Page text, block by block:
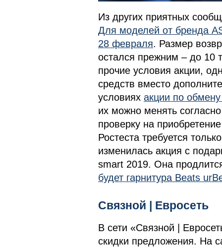
Из других приятных
Для моделей от бренда
28 февраля. Размер
остался прежним – до 10
прочие условия акции,
средств вместо
условиях акции по
их можно менять
проверку на
Ростеста требуется
изменилась акция с
smart 2019. Она
будет гарнитура Beats
Связной | Евросеть
В сети «Связной |
скидки предложения. На